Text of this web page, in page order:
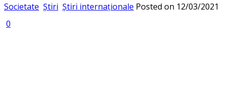
Societate Știri Știri internaționale Posted on 12/03/2021
0